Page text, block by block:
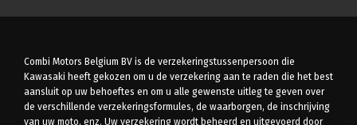
Combi Motors Belgium BV is de verzekeringstussenpersoon die
Kawasaki heeft gekozen om u de verzekering aan te raden die het best
aansluit op uw behoeftes en om u alle gewenste uitleg te geven over
de verschillende verzekeringsformules, de waarborgen, de inschrijving
van uw moto, enz. Uw verzekering wordt beheerd en uitgevoerd door